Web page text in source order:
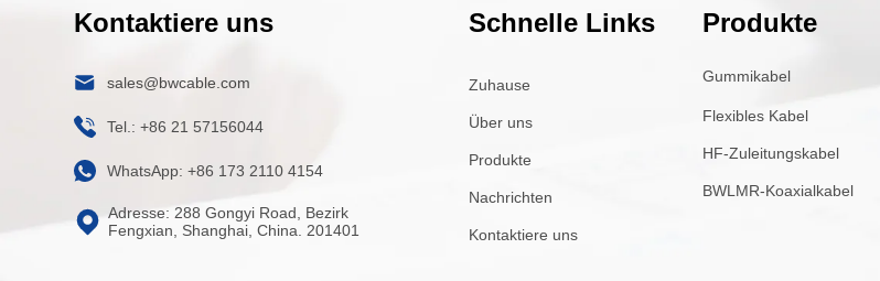
Kontaktiere uns
sales@bwcable.com
Tel.: +86 21 57156044
WhatsApp: +86 173 2110 4154
Adresse: 288 Gongyi Road, Bezirk
Fengxian, Shanghai, China. 201401
Schnelle Links
Zuhause
Über uns
Produkte
Nachrichten
Kontaktiere uns
Produkte
Gummikabel
Flexibles Kabel
HF-Zuleitungskabel
BWLMR-Koaxialkabel